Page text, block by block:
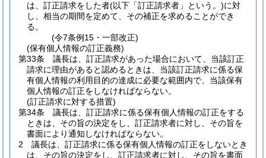
は、訂正請求をした者(以下「訂正請求者」という。)に対
し、相当の期間を定めて、その補正を求めることができ
る。
(令7条例15・一部改正)
(保有個人情報の訂正義務)
第33条
議長は、訂正請求があった場合において、当該訂正
請求に理由があると認めるときは、当該訂正請求に係る保
有個人情報の利用目的の達成に必要な範囲内で、当該保有
個人情報の訂正をしなければならない。
(訂正請求に対する措置)
第34条
議長は、訂正請求に係る保有個人情報の訂正をする
ときは、その旨の決定をし、訂正請求者に対し、その旨を
書面により通知しなければならない。
2
議長は、訂正請求に係る保有個人情報の訂正をしないとき
は、その旨の決定をし、訂正請求者に対し、その旨を書面